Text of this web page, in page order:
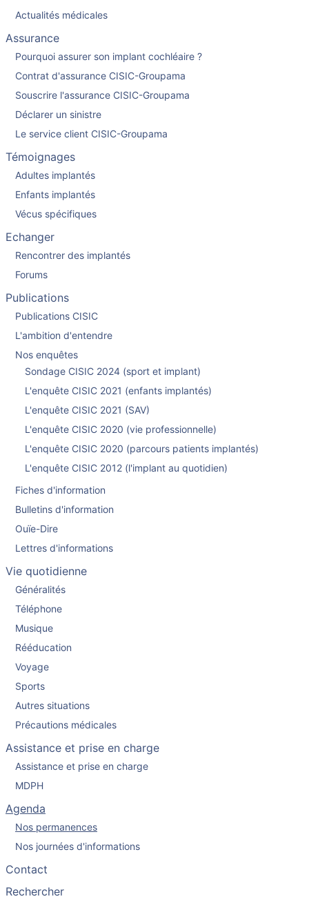
Actualités médicales
Assurance
Pourquoi assurer son implant cochléaire ?
Contrat d'assurance CISIC-Groupama
Souscrire l'assurance CISIC-Groupama
Déclarer un sinistre
Le service client CISIC-Groupama
Témoignages
Adultes implantés
Enfants implantés
Vécus spécifiques
Echanger
Rencontrer des implantés
Forums
Publications
Publications CISIC
L'ambition d'entendre
Nos enquêtes
Sondage CISIC 2024 (sport et implant)
L'enquête CISIC 2021 (enfants implantés)
L'enquête CISIC 2021 (SAV)
L'enquête CISIC 2020 (vie professionnelle)
L'enquête CISIC 2020 (parcours patients implantés)
L'enquête CISIC 2012 (l'implant au quotidien)
Fiches d'information
Bulletins d'information
Ouïe-Dire
Lettres d'informations
Vie quotidienne
Généralités
Téléphone
Musique
Rééducation
Voyage
Sports
Autres situations
Précautions médicales
Assistance et prise en charge
Assistance et prise en charge
MDPH
Agenda
Nos permanences
Nos journées d'informations
Contact
Rechercher